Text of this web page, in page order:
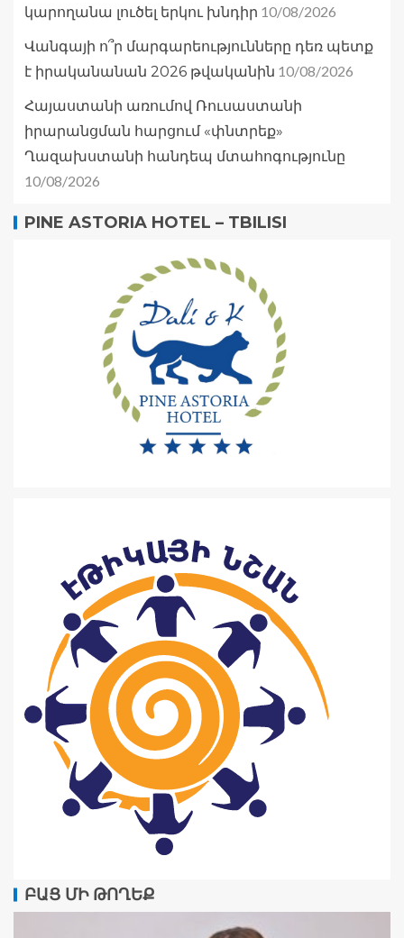
կարողանա լուծել երկու խնդիր 10/08/2026
Վանգայի ո՞ր մարգարեությունները դեռ պետք
է իրականանան 2026 թվականին 10/08/2026
Հայաստանի առումով Ռուսաստանի
իրարանցման հարցում «փնտրեք»
Ղազախստանի հանդեպ մտահոգությունը
10/08/2026
PINE ASTORIA HOTEL – TBILISI
ԲԱՑ ՄԻ ԹՈՂԵՔ